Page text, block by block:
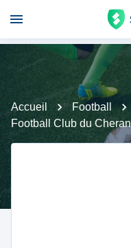
Accueil Football
Football Club du Cheran